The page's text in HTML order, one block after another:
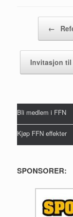
←
Invitasjon til
Bli medlem i FFN
Kjøp FFN effekter
SPONSORER: